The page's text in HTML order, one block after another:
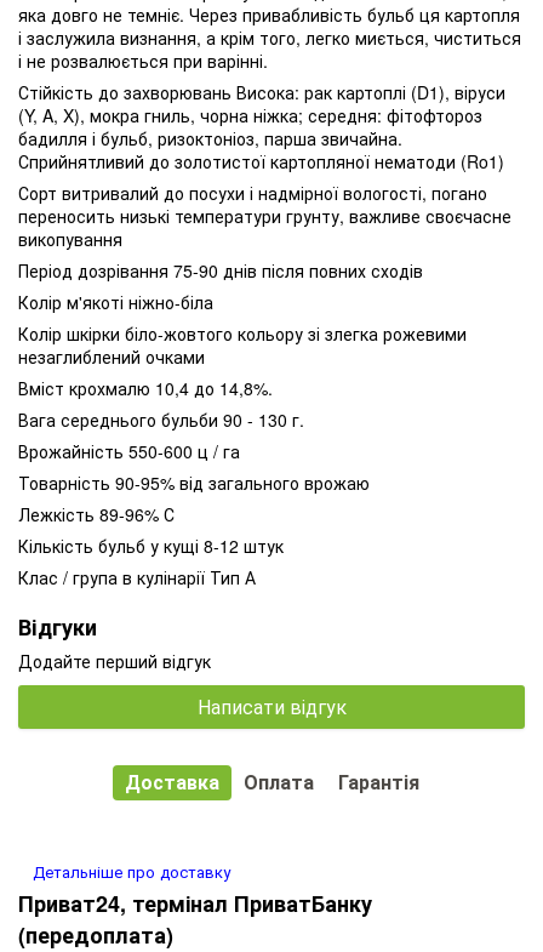
яка довго не темніє. Через привабливість бульб ця картопля
і заслужила визнання, а крім того, легко миється, чиститься
і не розвалюється при варінні.
Стійкість до захворювань Висока: рак картоплі (D1), віруси
(Y, A, X), мокра гниль, чорна ніжка; середня: фітофтороз
бадилля і бульб, ризоктоніоз, парша звичайна.
Сприйнятливий до золотистої картопляної нематоди (Ro1)
Сорт витривалий до посухи і надмірної вологості, погано
переносить низькі температури грунту, важливе своєчасне
викопування
Період дозрівання 75-90 днів після повних сходів
Колір м'якоті ніжно-біла
Колір шкірки біло-жовтого кольору зі злегка рожевими
незаглиблений очками
Вміст крохмалю 10,4 до 14,8%.
Вага середнього бульби 90 - 130 г.
Врожайність 550-600 ц / га
Товарність 90-95% від загального врожаю
Лежкість 89-96% С
Кількість бульб у кущі 8-12 штук
Клас / група в кулінарії Тип А
Відгуки
Додайте перший відгук
Написати відгук
Доставка Оплата Гарантія
Детальніше про доставку
Приват24, термінал ПриватБанку
(передоплата)